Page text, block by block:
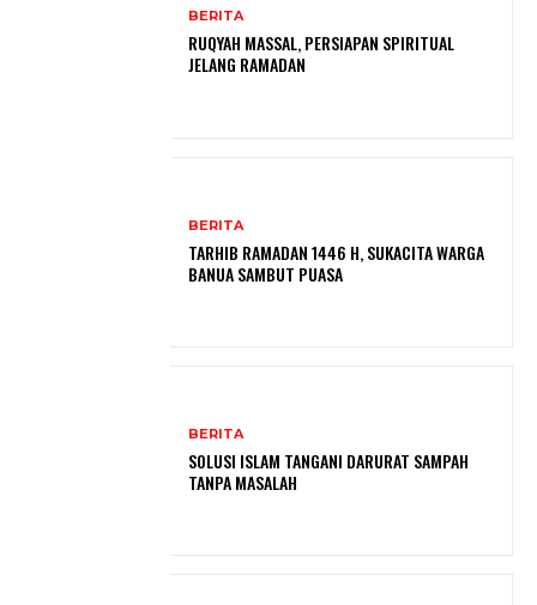
BERITA
RUQYAH MASSAL, PERSIAPAN SPIRITUAL
JELANG RAMADAN
BERITA
TARHIB RAMADAN 1446 H, SUKACITA WARGA
BANUA SAMBUT PUASA
BERITA
SOLUSI ISLAM TANGANI DARURAT SAMPAH
TANPA MASALAH